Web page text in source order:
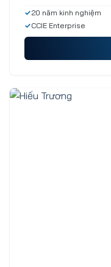
✓20 năm kinh nghiệm
✓CCIE Enterprise